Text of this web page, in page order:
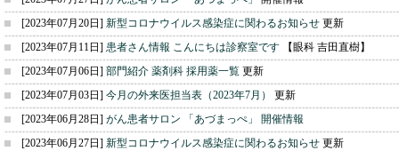
[2023年07月20日] 新型コロナウイルス感染症に関わるお知らせ 更新
[2023年07月11日] 患者さん情報 こんにちは診察室です 【眼科 吉田直樹】
[2023年07月06日] 部門紹介 薬剤科 採用薬一覧 更新
[2023年07月03日] 今月の外来医担当表（2023年7月）
更新
[2023年06月28日] がん患者サロン 「あづまっぺ」 開催情報
[2023年06月27日] 新型コロナウイルス感染症に関わるお知らせ 更新